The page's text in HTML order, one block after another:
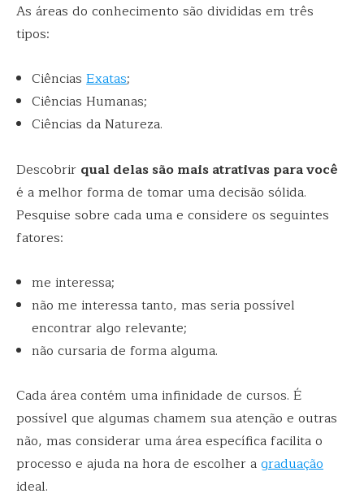
As áreas do conhecimento são divididas em três
tipos:
CiênciasExatas;
Ciências Humanas;
Ciências da Natureza.
Descobrir qual delas são mais atrativas para você
é a melhor forma de tomar uma decisão sólida.
Pesquise sobre cada uma e considere os seguintes
fatores:
me interessa;
não me interessa tanto, mas seria possível
encontrar algo relevante;
não cursaria de forma alguma.
Cada área contém uma infinidade de cursos. É
possível que algumas chamem sua atenção e outras
não, mas considerar uma área específica facilita o
processo e ajuda na hora de escolher agraduação
ideal.